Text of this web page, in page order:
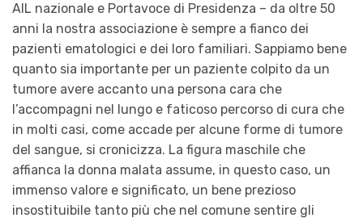
AIL nazionale e Portavoce di Presidenza – da oltre 50
anni la nostra associazione è sempre a fianco dei
pazienti ematologici e dei loro familiari. Sappiamo bene
quanto sia importante per un paziente colpito da un
tumore avere accanto una persona cara che
l’accompagni nel lungo e faticoso percorso di cura che
in molti casi, come accade per alcune forme di tumore
del sangue, si cronicizza. La figura maschile che
affianca la donna malata assume, in questo caso, un
immenso valore e significato, un bene prezioso
insostituibile tanto più che nel comune sentire gli